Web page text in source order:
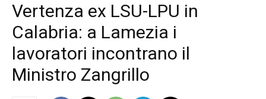
Vertenza ex LSU-LPU in
Calabria: a Lamezia i
lavoratori incontrano il
Ministro Zangrillo